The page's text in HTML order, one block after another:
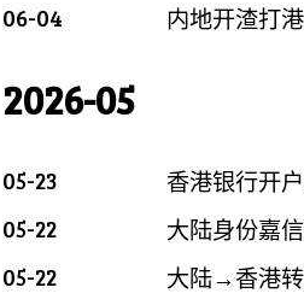
06-04 内地开渣打
2026-05
05-23
香港银行开
05-22
大陆身份嘉
05-22
大陆→香港